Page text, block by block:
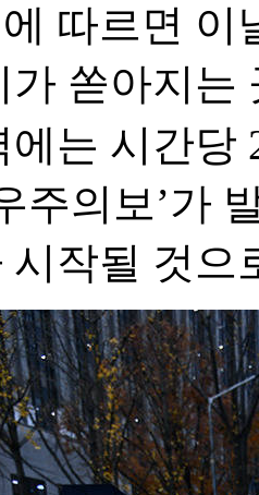
따르면 이
가 쏟아지는
에는 시간
주의보’가
시작될 것으